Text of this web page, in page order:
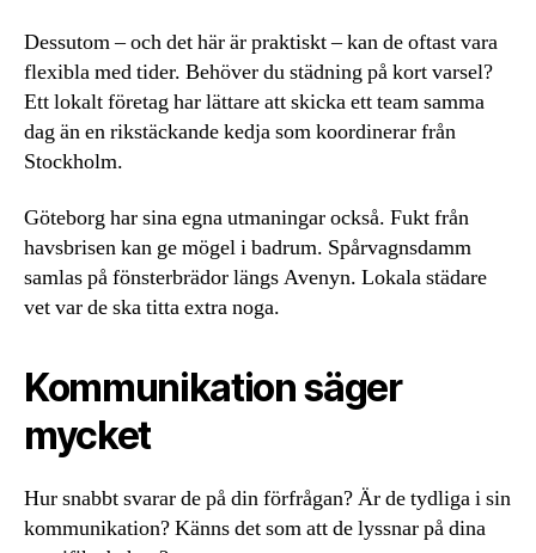
Dessutom – och det här är praktiskt – kan de oftast vara
flexibla med tider. Behöver du städning på kort varsel?
Ett lokalt företag har lättare att skicka ett team samma
dag än en rikstäckande kedja som koordinerar från
Stockholm.
Göteborg har sina egna utmaningar också. Fukt från
havsbrisen kan ge mögel i badrum. Spårvagnsdamm
samlas på fönsterbrädor längs Avenyn. Lokala städare
vet var de ska titta extra noga.
Kommunikation säger
mycket
Hur snabbt svarar de på din förfrågan? Är de tydliga i sin
kommunikation? Känns det som att de lyssnar på dina